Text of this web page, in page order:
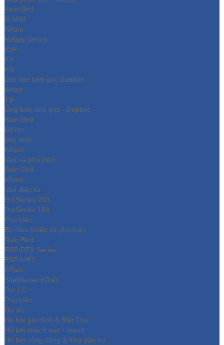
Rain Bird
R-VAN
KRain
Rotary Series
KVF
KV
FN
Béc xòe tưới góc Bubbler
KRain
TB
Ống tưới nhỏ giọt - Dripline
Rain Bird
Bộ lọc
Béc tưới
KRain
Van và phụ kiện
Rain Bird
KRain
Van điện từ
ProSeries 200
ProSeries 150
Phụ kiện
Bộ điều khiển và phụ kiện
Rain Bird
ESP-RZX Series
ESP-ME3
KRain
SiteMaster KRain
Pro LC
Phụ kiện
Dự án
Hồ bơi gia đình & Biệt Thự
Hồ bơi khách sạn - resort
Hồ bơi công cộng & Khu dân cư